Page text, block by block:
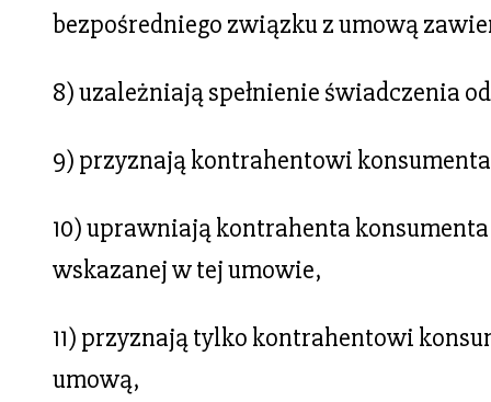
bezpośredniego związku z umową
8) uzależniają spełnienie świadczenia
9) przyznają kontrahentowi
10) uprawniają kontrahenta
wskazanej w tej umowie,
11) przyznają tylko kontrahentowi
umową,